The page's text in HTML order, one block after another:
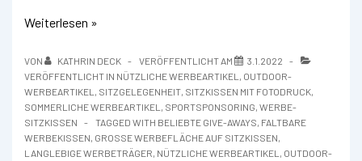
Faltbares
Sitzkissen
„Mobile“
für
In-
und
Outdoor
Events
Weiterlesen »
VON KATHRIN DECK VERÖFFENTLICHT AM
3.1.2022
VERÖFFENTLICHT IN NÜTZLICHE WERBEARTIKEL
OUTDOOR-
WERBEARTIKEL
SITZGELEGENHEIT SITZKISSEN MIT FOTODRUCK
SOMMERLICHE WERBEARTIKEL
SPORTSPONSORING WERBE-
SITZKISSEN
TAGGED WITH BELIEBTE GIVE-AWAYS FALTBARE
WERBEKISSEN GROSSE WERBEFLÄCHE AUF SITZKISSEN
LANGLEBIGE WERBETRÄGER NÜTZLICHE WERBEARTIKEL
OUTDOOR-